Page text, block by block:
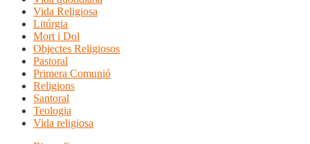
Vida Religiosa
Litúrgia
Mort i Dol
Objectes Religiosos
Pastoral
Primera Comunió
Religions
Santoral
Teologia
Vida religiosa